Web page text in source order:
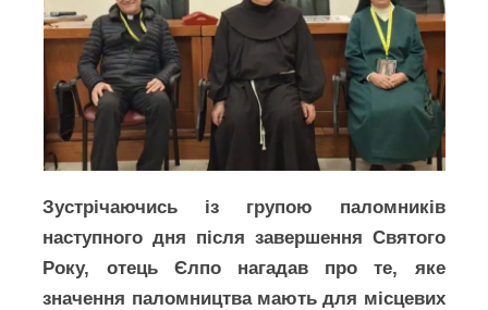
Зустрічаючись із групою паломників
наступного дня після завершення Святого
Року, отець Єлпо нагадав про те, яке
значення паломництва мають для місцевих